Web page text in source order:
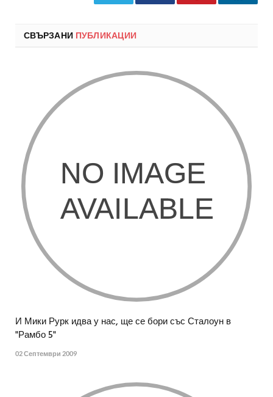
СВЪРЗАНИ ПУБЛИКАЦИИ
И Мики Рурк идва у нас, ще се бори със Сталоун в
"Рамбо 5"
02 Септември 2009